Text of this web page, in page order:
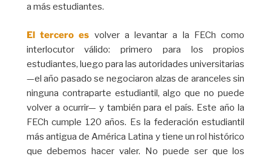
a más estudiantes.
El tercero es volver a levantar a la FECh como
interlocutor válido: primero para los propios
estudiantes, luego para las autoridades universitarias
—el año pasado se negociaron alzas de aranceles sin
ninguna contraparte estudiantil, algo que no puede
volver a ocurrir— y también para el país. Este año la
FECh cumple 120 años. Es la federación estudiantil
más antigua de América Latina y tiene un rol histórico
que debemos hacer valer. No puede ser que los